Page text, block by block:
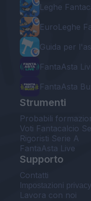
Leghe
EuroLeghe
Guida per
FantaAsta
FantaAsta
Strumenti
Probabili
Voti Fantacalcio
Rigoristi Serie A
FantaAsta Live
Supporto
Contatti
Impostazioni privacy
Lavora con noi